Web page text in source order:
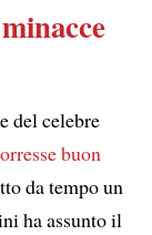
minacce
del celebre
buon
da tempo un
ha assunto il